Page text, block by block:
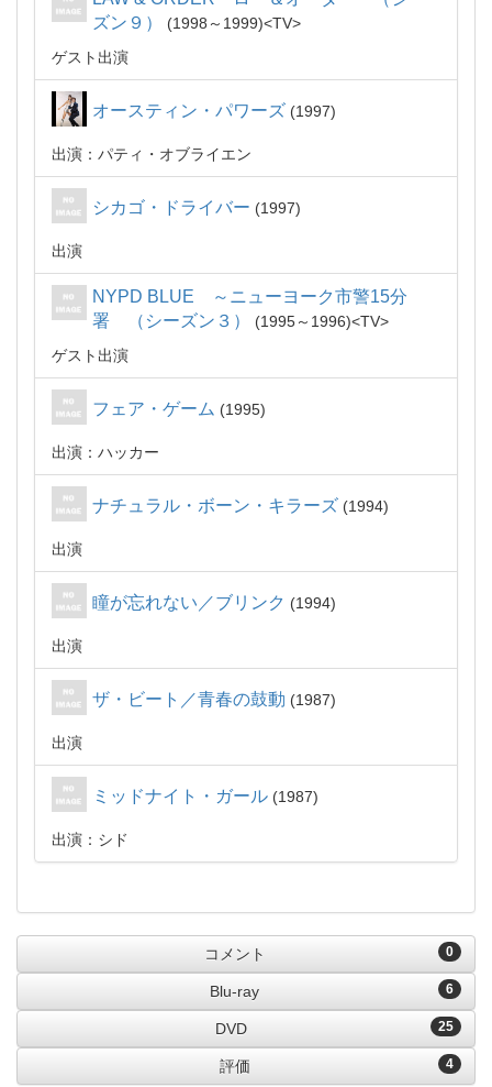
ズン９）
1998～1999
TV
ゲスト出演
オースティン・パワーズ 1997
出演：パティ・オブライエン
シカゴ・ドライバー 1997
出演
NYPD BLUE ～ニューヨーク市警15分
署 （シーズン３）
1995～1996
TV
ゲスト出演
フェア・ゲーム 1995
出演：ハッカー
ナチュラル・ボーン・キラーズ 1994
出演
瞳が忘れない／ブリンク 1994
出演
ザ・ビート／青春の鼓動 1987
出演
ミッドナイト・ガール 1987
出演：シド
0
コメント
6
Blu-ray
25
DVD
4
評価